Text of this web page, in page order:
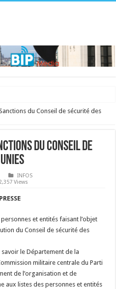
du Conseil de sécurité des
du Conseil de
INFOS
Views
personnes et entités faisant l’objet
du Conseil de sécurité des
le Département de la
militaire centrale du Parti
de l’organisation et de
aux listes des personnes et entités